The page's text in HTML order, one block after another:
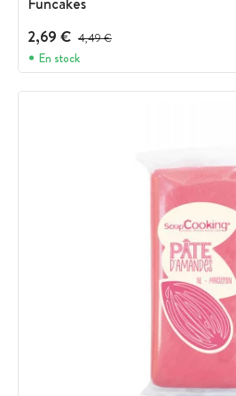
2,69 € Prix avant réduction :
4,49 €
En stock